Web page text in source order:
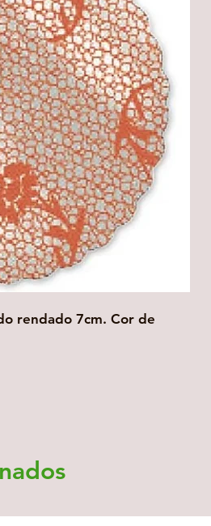
rendado 7cm. Cor de